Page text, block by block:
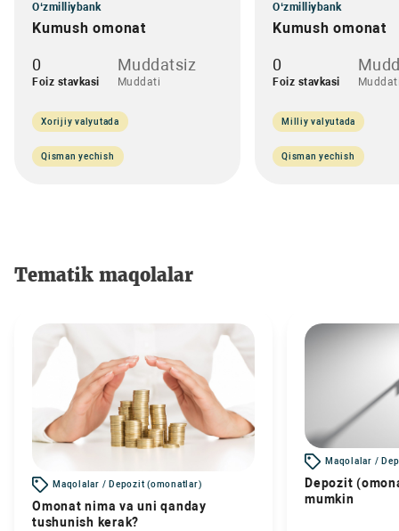
O‘zmilliybank
Kumush omonat
0
Foiz stavkasi
Muddatsiz
Muddati
Xorijiy valyutada
Qisman yechish
O‘zmilliybank
Kumush omonat
0
Foiz stavkasi
Milliy valyutada
Qisman yechish
Tematik maqolalar
Maqolalar / Depozit (omonatlar)
Omonat nima va uni qanday
tushunish kerak?
Maqolalar /
Depozit
mumkin